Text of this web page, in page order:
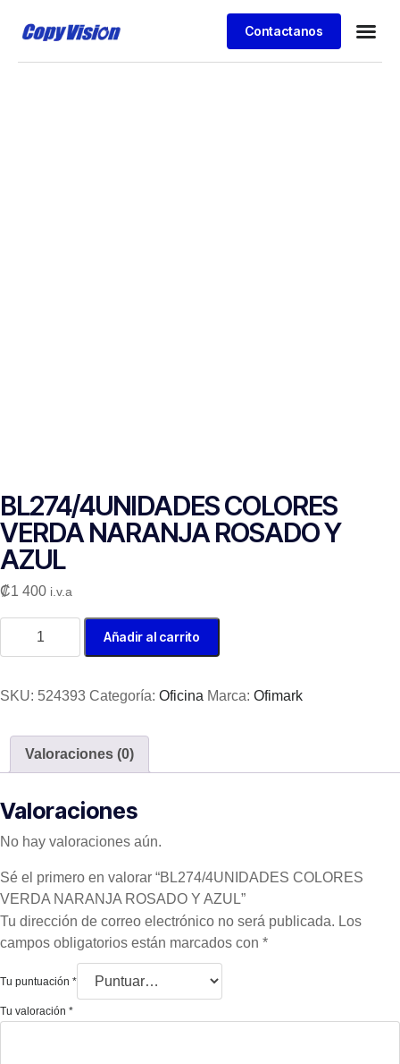
Contactanos
BL274/4UNIDADES COLORES
VERDA NARANJA ROSADO Y
AZUL
₡1 400 i.v.a
Añadir al carrito
SKU: 524393 Categoría: Oficina Marca: Ofimark
Valoraciones (0)
Valoraciones
No hay valoraciones aún.
Sé el primero en valorar “BL274/4UNIDADES COLORES
VERDA NARANJA ROSADO Y AZUL”
Tu dirección de correo electrónico no será publicada. Los
campos obligatorios están marcados con *
Tu puntuación *
Tu valoración *